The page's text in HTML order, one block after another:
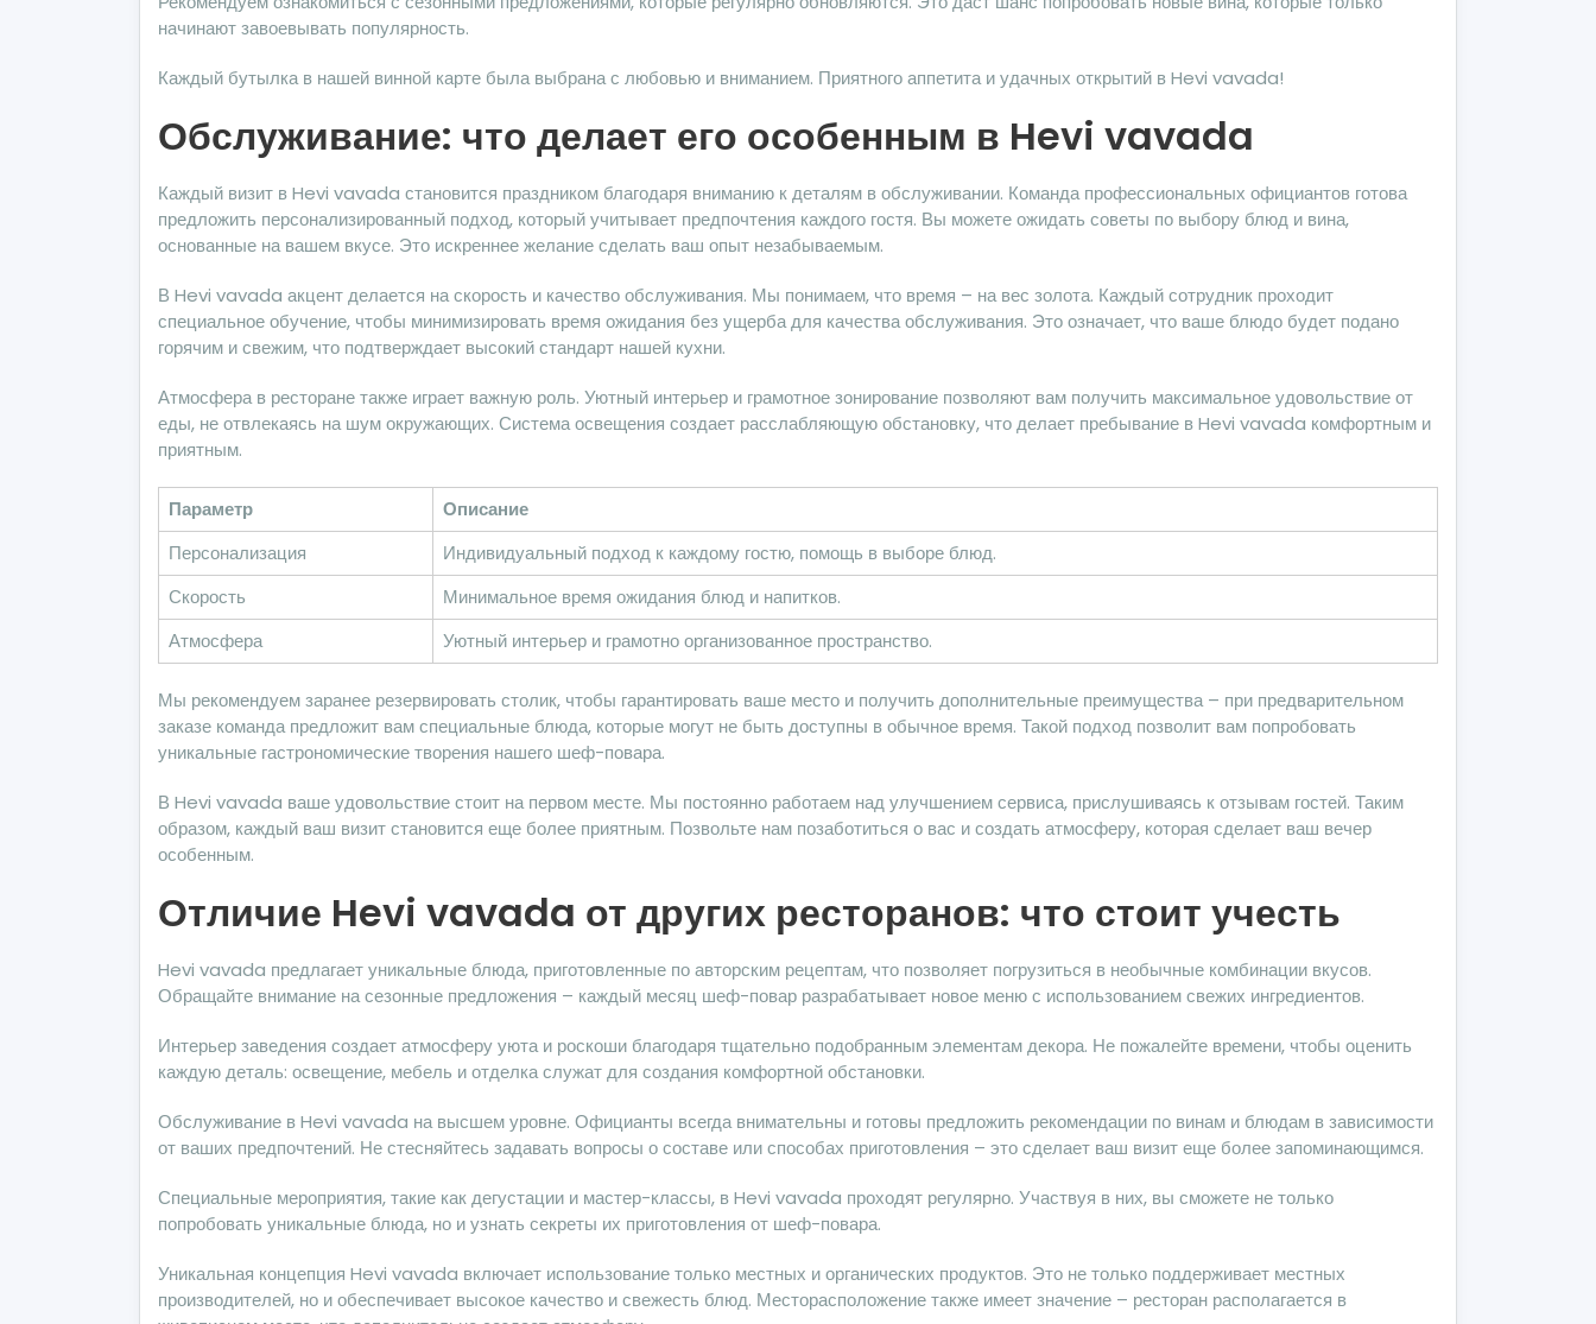
начинают завоевывать популярность.
Каждый бутылка в нашей винной карте была выбрана с любовью и вниманием. Приятного аппетита и удачных открытий в Hevi vavada!
Обслуживание: что делает его особенным в Hevi vavada
Каждый визит в Hevi vavada становится праздником благодаря вниманию к деталям в обслуживании. Команда профессиональных официантов готова
предложить персонализированный подход, который учитывает предпочтения каждого гостя. Вы можете ожидать советы по выбору блюд и вина,
основанные на вашем вкусе. Это искреннее желание сделать ваш опыт незабываемым.
В Hevi vavada акцент делается на скорость и качество обслуживания. Мы понимаем, что время – на вес золота. Каждый сотрудник проходит
специальное обучение, чтобы минимизировать время ожидания без ущерба для качества обслуживания. Это означает, что ваше блюдо будет подано
горячим и свежим, что подтверждает высокий стандарт нашей кухни.
Атмосфера в ресторане также играет важную роль. Уютный интерьер и грамотное зонирование позволяют вам получить максимальное удовольствие от
еды, не отвлекаясь на шум окружающих. Система освещения создает расслабляющую обстановку, что делает пребывание в Hevi vavada комфортным и
приятным.
Параметр
Описание
Персонализация
Индивидуальный подход к каждому гостю, помощь в выборе блюд.
Скорость
Минимальное время ожидания блюд и напитков.
Атмосфера
Уютный интерьер и грамотно организованное пространство.
Мы рекомендуем заранее резервировать столик, чтобы гарантировать ваше место и получить дополнительные преимущества – при предварительном
заказе команда предложит вам специальные блюда, которые могут не быть доступны в обычное время. Такой подход позволит вам попробовать
уникальные гастрономические творения нашего шеф-повара.
В Hevi vavada ваше удовольствие стоит на первом месте. Мы постоянно работаем над улучшением сервиса, прислушиваясь к отзывам гостей. Таким
образом, каждый ваш визит становится еще более приятным. Позвольте нам позаботиться о вас и создать атмосферу, которая сделает ваш вечер
особенным.
Отличие Hevi vavada от других ресторанов: что стоит учесть
Hevi vavada предлагает уникальные блюда, приготовленные по авторским рецептам, что позволяет погрузиться в необычные комбинации вкусов.
Обращайте внимание на сезонные предложения – каждый месяц шеф-повар разрабатывает новое меню с использованием свежих ингредиентов.
Интерьер заведения создает атмосферу уюта и роскоши благодаря тщательно подобранным элементам декора. Не пожалейте времени, чтобы оценить
каждую деталь: освещение, мебель и отделка служат для создания комфортной обстановки.
Обслуживание в Hevi vavada на высшем уровне. Официанты всегда внимательны и готовы предложить рекомендации по винам и блюдам в зависимости
от ваших предпочтений. Не стесняйтесь задавать вопросы о составе или способах приготовления – это сделает ваш визит еще более запоминающимся.
Специальные мероприятия, такие как дегустации и мастер-классы, в Hevi vavada проходят регулярно. Участвуя в них, вы сможете не только
попробовать уникальные блюда, но и узнать секреты их приготовления от шеф-повара.
Уникальная концепция Hevi vavada включает использование только местных и органических продуктов. Это не только поддерживает местных
производителей, но и обеспечивает высокое качество и свежесть блюд. Месторасположение также имеет значение – ресторан располагается в